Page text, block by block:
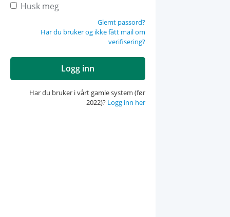
Husk meg
Glemt passord?
Har du bruker og ikke fått mail om
verifisering?
Har du bruker i vårt gamle system (før
2022)? Logg inn her